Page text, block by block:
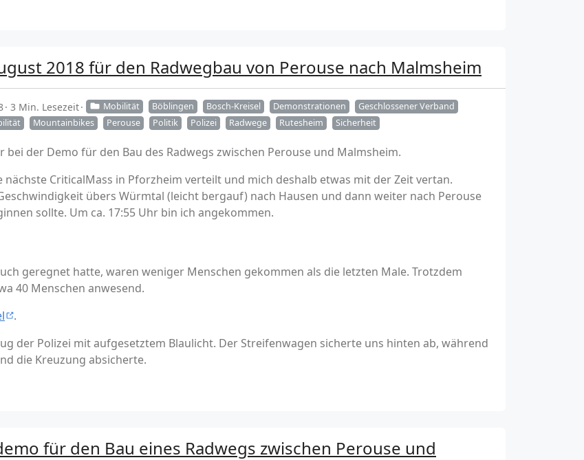
2018 für den Radwegbau von Perouse nach Malmsheim
3 Min. Lesezeit Mobilität Böblingen Bosch-Kreisel Demonstrationen
Geschlossener Verband
Mountainbikes Perouse Politik Polizei Radwege Rutesheim Sicherheit
bei der Demo für den Bau des Radwegs zwischen Perouse und Malmsheim.
CriticalMass in Pforzheim verteilt und mich deshalb etwas mit der Zeit vertan.
übers Würmtal (leicht bergauf) nach Hausen und dann weiter nach Perouse
sollte. Um ca. 17:55 Uhr bin ich angekommen.
geregnet hatte, waren weniger Menschen gekommen als die letzten Male. Trotzdem
40 Menschen anwesend.
.
der Polizei mit aufgesetztem Blaulicht. Der Streifenwagen sicherte uns hinten ab, während
die Kreuzung absicherte.
für den Bau eines Radwegs zwischen Perouse und